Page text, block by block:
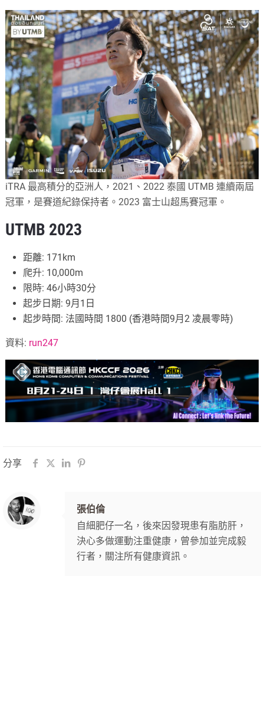
iTRA 最高積分的亞洲人，2021、2022 泰國 UTMB 連續兩屆
冠軍，是賽道紀錄保持者。2023 富士山超馬賽冠軍。
UTMB 2023
距離: 171km
爬升: 10,000m
限時: 46小時30分
起步日期: 9月1日
起步時間: 法國時間 1800 (香港時間9月2 凌晨零時)
資料: run247
分享
張伯倫
自細肥仔一名，後來因發現患有脂肪肝，
決心多做運動注重健康，曾參加並完成毅
行者，關注所有健康資訊。